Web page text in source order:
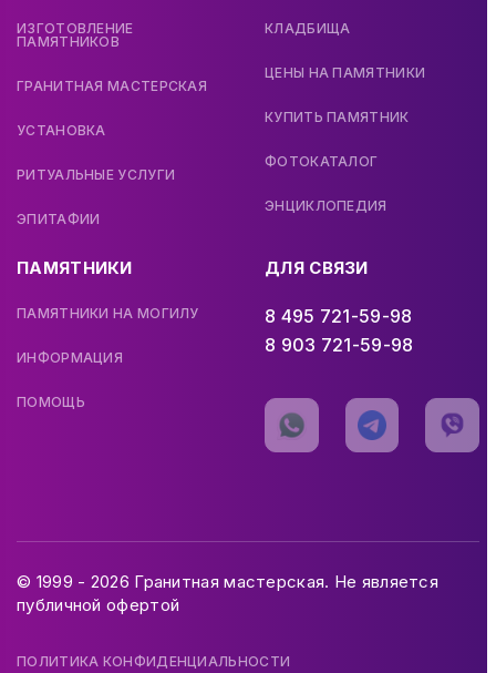
ИЗГОТОВЛЕНИЕ
ПАМЯТНИКОВ
ГРАНИТНАЯ МАСТЕРСКАЯ
УСТАНОВКА
РИТУАЛЬНЫЕ УСЛУГИ
ЭПИТАФИИ
КЛАДБИЩА
ЦЕНЫ НА ПАМЯТНИКИ
КУПИТЬ ПАМЯТНИК
ФОТОКАТАЛОГ
ЭНЦИКЛОПЕДИЯ
ПАМЯТНИКИ
ПАМЯТНИКИ НА МОГИЛУ
ИНФОРМАЦИЯ
ПОМОЩЬ
ДЛЯ СВЯЗИ
8 495 721-59-98
8 903 721-59-98
© 1999 - 2026 Гранитная мастерская. Не является
публичной офертой
ПОЛИТИКА КОНФИДЕНЦИАЛЬНОСТИ